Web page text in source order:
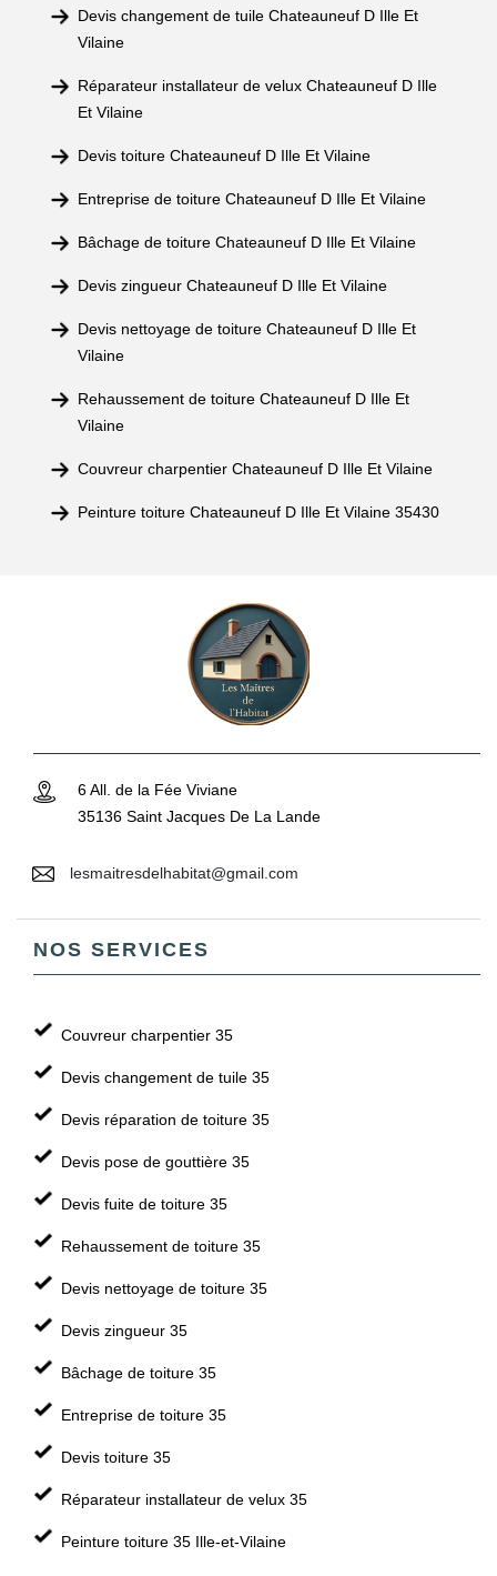
Devis changement de tuile Chateauneuf D Ille Et
Vilaine
Réparateur installateur de velux Chateauneuf D Ille
Et Vilaine
Devis toiture Chateauneuf D Ille Et Vilaine
Entreprise de toiture Chateauneuf D Ille Et Vilaine
Bâchage de toiture Chateauneuf D Ille Et Vilaine
Devis zingueur Chateauneuf D Ille Et Vilaine
Devis nettoyage de toiture Chateauneuf D Ille Et
Vilaine
Rehaussement de toiture Chateauneuf D Ille Et
Vilaine
Couvreur charpentier Chateauneuf D Ille Et Vilaine
Peinture toiture Chateauneuf D Ille Et Vilaine 35430
6 All. de la Fée Viviane
35136 Saint Jacques De La Lande
lesmaitresdelhabitat@gmail.com
NOS SERVICES
Couvreur charpentier 35
Devis changement de tuile 35
Devis réparation de toiture 35
Devis pose de gouttière 35
Devis fuite de toiture 35
Rehaussement de toiture 35
Devis nettoyage de toiture 35
Devis zingueur 35
Bâchage de toiture 35
Entreprise de toiture 35
Devis toiture 35
Réparateur installateur de velux 35
Peinture toiture 35 Ille-et-Vilaine